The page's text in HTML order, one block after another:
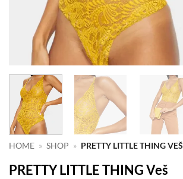
HOME » SHOP » PRETTY LITTLE THING VEŠ
PRETTY LITTLE THING Veš